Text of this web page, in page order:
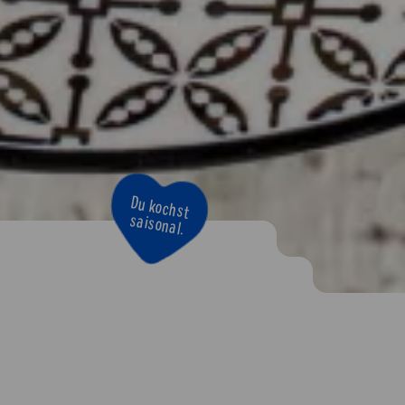
Du kochst
saisonal.